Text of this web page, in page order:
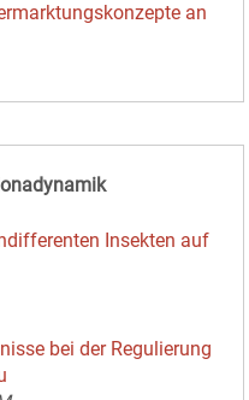
an
Insekten auf
bei der Regulierung